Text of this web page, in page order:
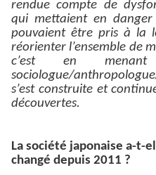
rendue compte de
qui mettaient en
pouvaient être pris à la
réorienter l’ensemble de
c’est en
sociologue/
s’est construite et
découvertes.
La société japonaise a-t-
changé depuis 2011 ?